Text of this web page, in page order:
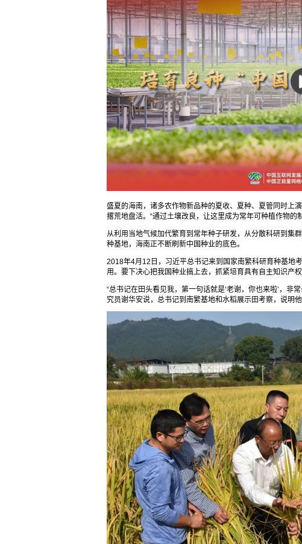
盛夏的海南，诸多农作物新品种的夏收、夏种、夏管同时上
撂荒地盘活。“通过土壤改良，让这里成为常年可种植作物的
从利用当地气候加代繁育到常年种子研发，从分散科研到集
种基地，海南正不断刷新中国种业的底色。
2018年4月12日，习近平总书记来到国家南繁科研育种基地
用。要下决心把我国种业搞上去，抓紧培育具有自主知识产
“总书记在田头看见我，第一句话就是‘老谢，你也来啦’，非
究员谢华安说，总书记到南繁基地和水稻展示田考察，说明